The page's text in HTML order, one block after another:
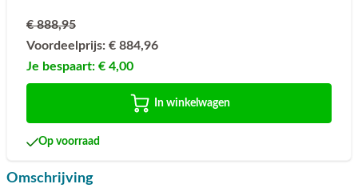
€ 888,95
Voordeelprijs: € 884,96
Je bespaart: € 4,00
In winkelwagen
Op voorraad
Omschrijving